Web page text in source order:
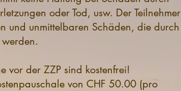
oder Tod, usw. Der Teilnehmer
und unmittelbaren Schäden, die durch
vor der ZZP sind kostenfrei!
von CHF 50.00 (pro